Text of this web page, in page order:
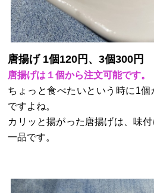
唐揚げ 1個120円、3個300円
唐揚げは１個から注文可能です。
ちょっと食べたいという時に1
ですよね。
カリッと揚がった唐揚げは、味
一品です。